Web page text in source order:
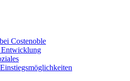
Costenoble
Entwicklung